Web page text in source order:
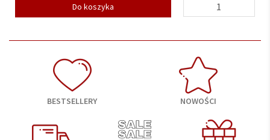
Do koszyka
BESTSELLERY NOWOŚCI